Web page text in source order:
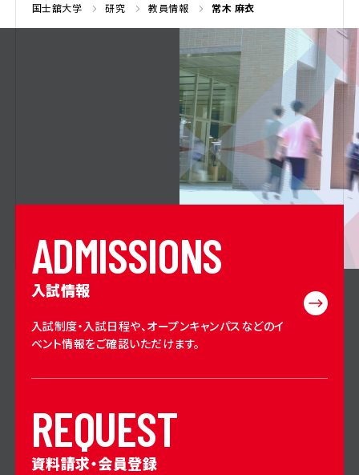
国士舘大学 研究 教員情報 常木 麻衣
ADMISSIONS
入試情報
入試制度・入試日程や、オープンキャンパスなどのイ
ベント情報をご確認いただけます。
REQUEST
資料請求・会員登録